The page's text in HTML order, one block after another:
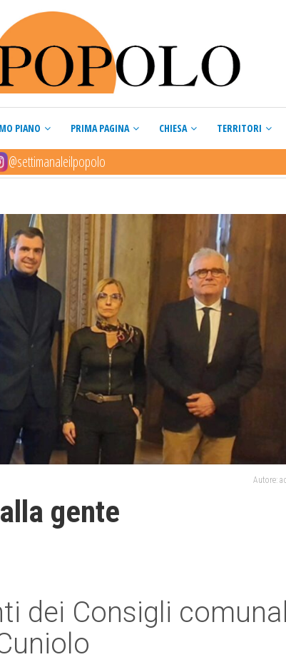
PIANO PRIMA PAGINA CHIESA TERRITORI
@settimanaleilpopolo
Autore:
gente
dei Consigli